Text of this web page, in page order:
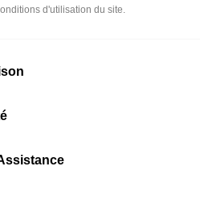
d'utilisation du site.